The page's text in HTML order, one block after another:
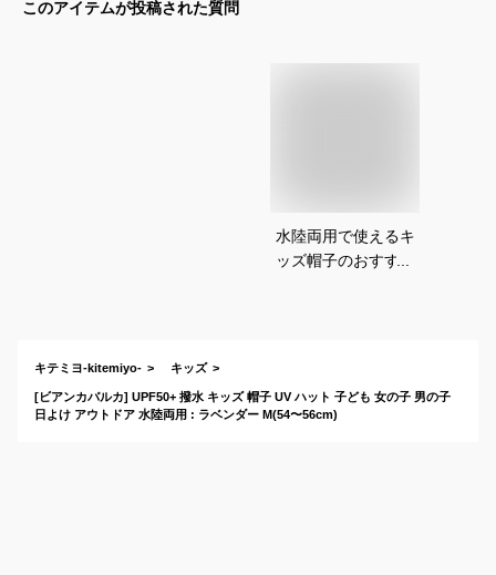
このアイテムが投稿された質問
水陸両用で使えるキ
ッズ帽子のおすすめ
キテミヨ-kitemiyo- キッズ
[ビアンカバルカ] UPF50+ 撥水 キッズ 帽子 UV ハット 子ども 女の子 男の子
日よけ アウトドア 水陸両用 : ラベンダー M(54〜56cm)